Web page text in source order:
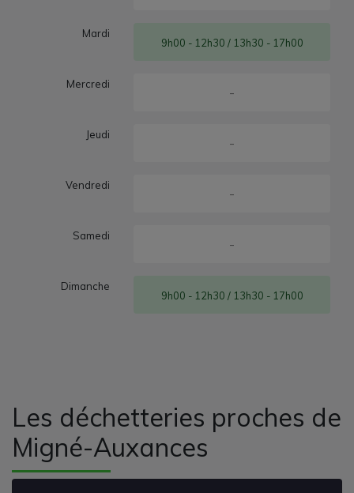
Les déchetteries proches de
Migné-Auxances
Mardi
9h00 - 12h30 / 13h30 - 17h00
Mercredi
-
Jeudi
-
Vendredi
-
Samedi
-
Dimanche
9h00 - 12h30 / 13h30 - 17h00